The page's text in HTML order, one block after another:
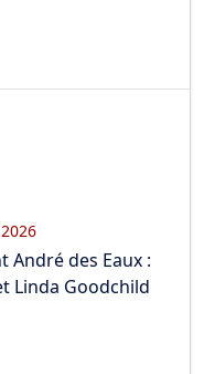
André des Eaux :
Linda Goodchild